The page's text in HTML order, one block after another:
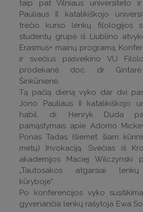
taip pat Vilniaus universiteto
Pauliaus II katalikiškojo
trečio kurso lenkų filologijos
studentų grupė iš Liublino
Erasmus+ mainų programą.
ir svečius pasveikino VU
prodekanė doc. dr. Gintarė
Šinkūnienė.
Tą pačią dieną vyko dar dvi
Jono Pauliaus II katalikiškojo
habil. dr. Henryk Duda
pamąstymais apie Adomo
Ponas Tadas (šiemet šiam
metų) Invokaciją. Svečias iš
akademijos Maciej Wilczynski
„Tautosakos atgarsiai
kūryboje“.
Po konferencijos vyko
gyvenančia lenkų rašytoja Ewa